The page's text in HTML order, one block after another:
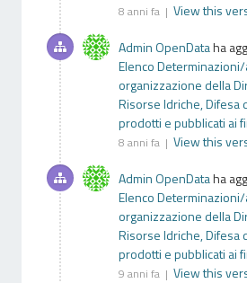
8 anni fa | View this
Admin OpenDataha
Elenco
organizzazione della
Risorse Idriche, Difesa
prodotti e pubblicati ai
8 anni fa | View this
Admin OpenDataha
Elenco
organizzazione della
Risorse Idriche, Difesa
prodotti e pubblicati ai
9 anni fa | View this